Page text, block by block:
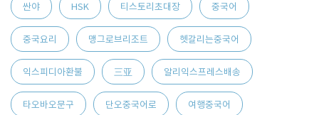
싼야 HSK 티스토리초대장 중국어
중국요리 맹그로브리조트 헷갈리는중국어
익스피디아환불 三亚 알리익스프레스배송
타오바오문구 단오중국어로 여행중국어